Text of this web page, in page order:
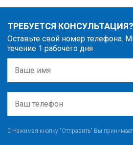
ТРЕБУЕТСЯ КОНСУЛЬТАЦИЯ?
Оставьте свой номер телефона.
течение 1 рабочего дня
Нажимая кнопку "Отправить" Вы